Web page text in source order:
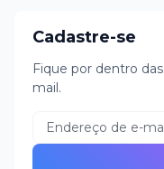
Cadastre-se
Fique por dentro
mail.